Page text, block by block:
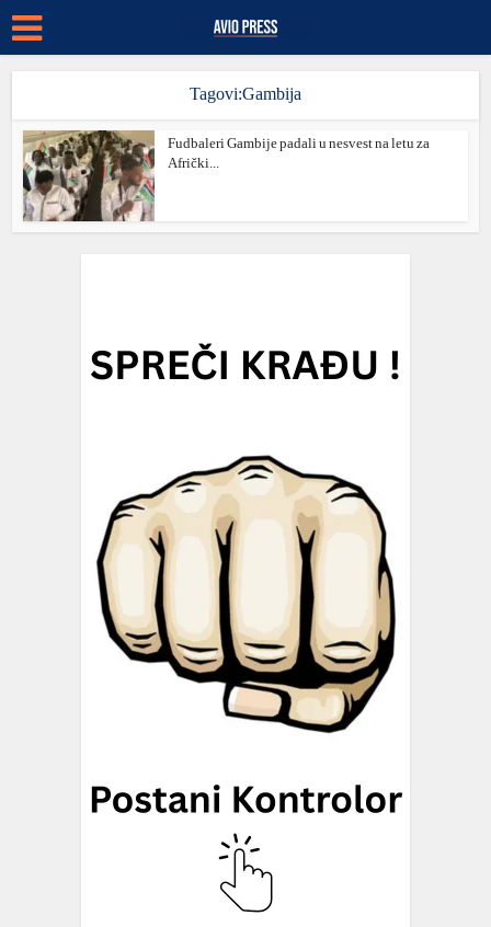
Tagovi:Gambija
Fudbaleri Gambije padali u nesvest na letu za
Afrički...